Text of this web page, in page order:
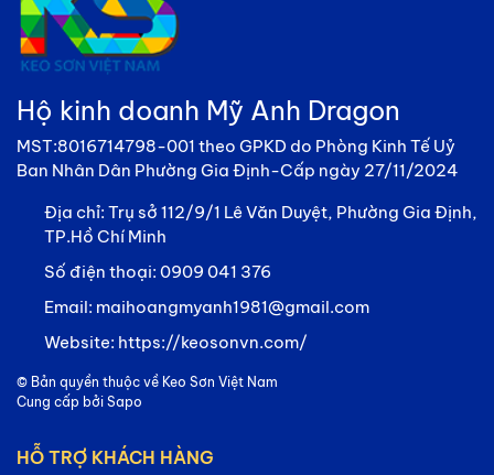
Hộ kinh doanh Mỹ Anh Dragon
MST:8016714798-001 theo GPKD do Phòng Kinh Tế Uỷ
Ban Nhân Dân Phường Gia Định-Cấp ngày 27/11/2024
Địa chỉ: Trụ sở 112/9/1 Lê Văn Duyệt, Phường Gia Định,
TP.Hồ Chí Minh
Số điện thoại: 0909 041 376
Email: maihoangmyanh1981@gmail.com
Website: https://keosonvn.com/
© Bản quyền thuộc về Keo Sơn Việt Nam
Cung cấp bởi Sapo
HỖ TRỢ KHÁCH HÀNG